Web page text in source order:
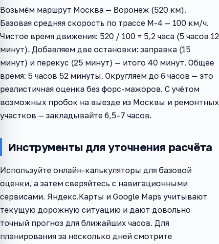
Возьмём маршрут Москва — Воронеж (520 км).
Базовая средняя скорость по трассе М-4 — 100 км/ч.
Чистое время движения: 520 / 100 = 5,2 часа (5 часов 12
минут). Добавляем две остановки: заправка (15
минут) и перекус (25 минут) — итого 40 минут. Общее
время: 5 часов 52 минуты. Округляем до 6 часов — это
реалистичная оценка без форс-мажоров. С учётом
возможных пробок на выезде из Москвы и ремонтных
участков — закладывайте 6,5–7 часов.
Инструменты для уточнения расчёта
Используйте онлайн-калькуляторы для базовой
оценки, а затем сверяйтесь с навигационными
сервисами. Яндекс.Карты и Google Maps учитывают
текущую дорожную ситуацию и дают довольно
точный прогноз для ближайших часов. Для
планирования за несколько дней смотрите